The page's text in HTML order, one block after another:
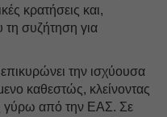
κρατήσεις και,
τη συζήτηση για
την ισχύουσα
καθεστώς, κλείνοντας
γύρω από την ΕΑΣ. Σε